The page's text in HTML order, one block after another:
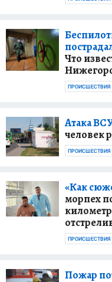
Что
ПРОИСШЕСТВИЯ
Атака
человек
ПРОИСШЕСТВИЯ
«Как
морпех
ПРОИСШЕСТВИЯ
Пожар